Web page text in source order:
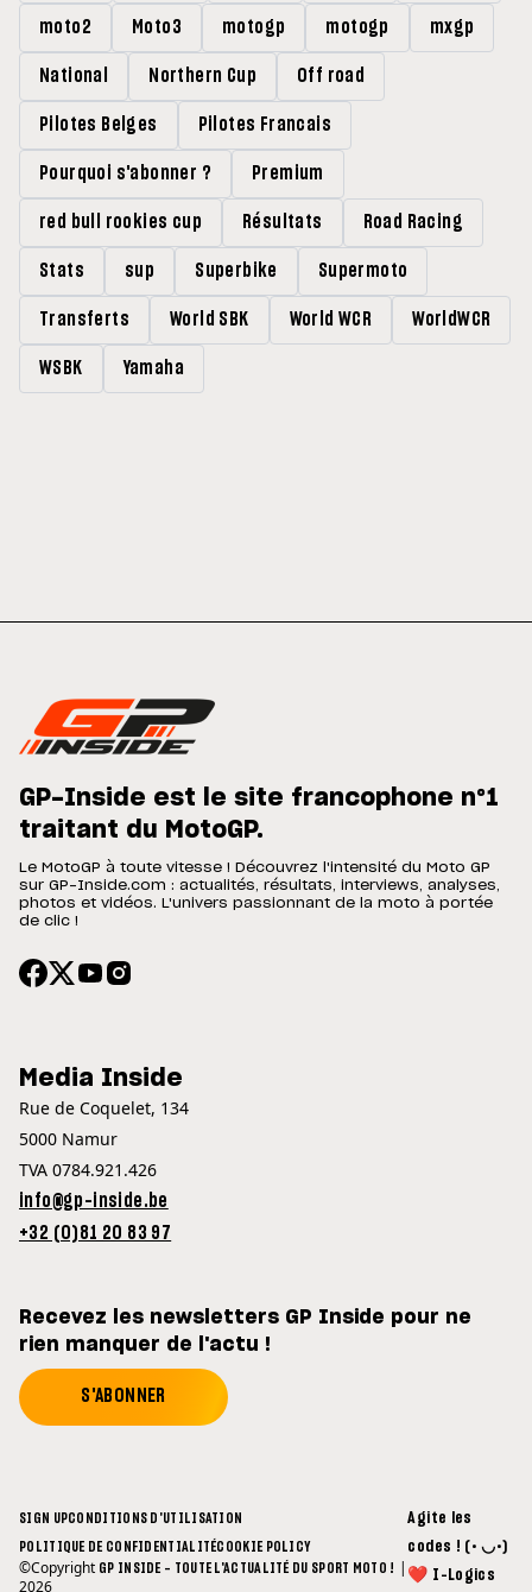
moto2 Moto3 motogp motogp mxgp
National Northern Cup Off road
Pilotes Belges Pilotes Francais
Pourquoi s'abonner ? Premium
red bull rookies cup Résultats Road Racing
Stats sup Superbike Supermoto
Transferts World SBK World WCR WorldWCR
WSBK Yamaha
GP-Inside est le site francophone n°1
traitant du MotoGP.
Le MotoGP à toute vitesse ! Découvrez l'intensité du Moto GP
sur GP-Inside.com : actualités, résultats, interviews, analyses,
photos et vidéos. L'univers passionnant de la moto à portée
de clic !
Media Inside
Rue de Coquelet, 134
5000 Namur
TVA 0784.921.426
info@gp-inside.be
+32 (0)81 20 83 97
Recevez les newsletters GP Inside pour ne
rien manquer de l'actu !
S'ABONNER
SIGN UPCONDITIONS D'UTILISATION
POLITIQUE DE CONFIDENTIALITÉCOOKIE POLICY
©Copyright GP INSIDE - TOUTE L'ACTUALITÉ DU SPORT MOTO ! |
2026
Agite les
codes ! (• ◡•)
❤ I-Logics